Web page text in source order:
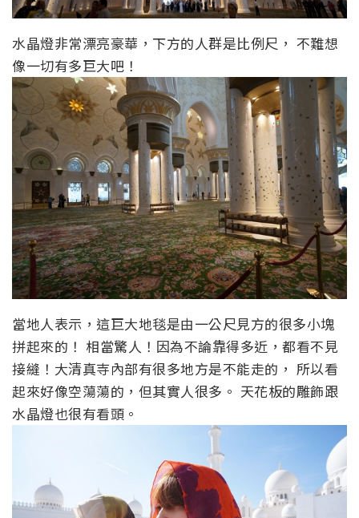
水晶燈非常漂亮豪華，下方的人群是比例尺， 不難想
像一切有多巨大吧！
當地人表示，這巨大地毯是由一公尺見方的很多小塊
拼起來的！ 相當驚人！因為不論靠得多近，都看不見
接縫！大清真寺內部有很多地方是不能走的， 所以看
起來好像空蕩蕩的，但其實人很多。 天花板的雕飾跟
水晶燈也很有看頭。